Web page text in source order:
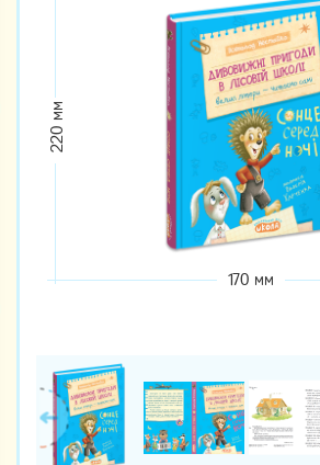
220 мм
170 мм